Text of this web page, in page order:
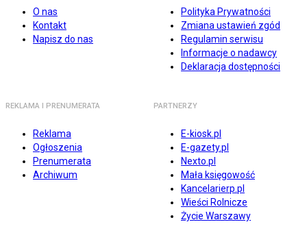
O nas
Kontakt
Napisz do nas
Polityka Prywatności
Zmiana ustawień zgód
Regulamin serwisu
Informacje o nadawcy
Deklaracja dostępności
REKLAMA I PRENUMERATA
Reklama
Ogłoszenia
Prenumerata
Archiwum
PARTNERZY
E-kiosk.pl
E-gazety.pl
Nexto.pl
Mała księgowość
Kancelarierp.pl
Wieści Rolnicze
Życie Warszawy